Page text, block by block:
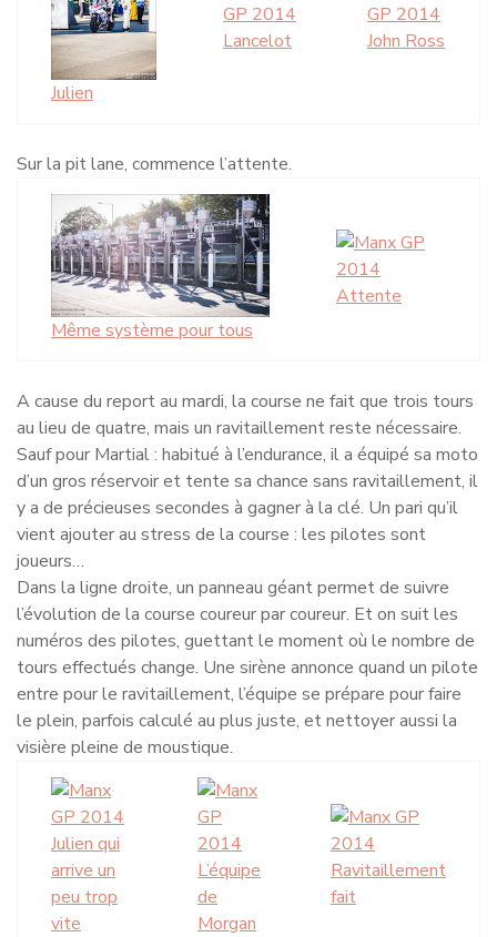
Julien
Lancelot John Ross
Sur la pit lane, commence l’attente.
Même système pour tous
Attente
A cause du report au mardi, la course ne fait que trois tours
au lieu de quatre, mais un ravitaillement reste nécessaire.
Sauf pour Martial : habitué à l’endurance, il a équipé sa moto
d’un gros réservoir et tente sa chance sans ravitaillement, il
y a de précieuses secondes à gagner à la clé. Un pari qu’il
vient ajouter au stress de la course : les pilotes sont
joueurs…
Dans la ligne droite, un panneau géant permet de suivre
l’évolution de la course coureur par coureur. Et on suit les
numéros des pilotes, guettant le moment où le nombre de
tours effectués change. Une sirène annonce quand un pilote
entre pour le ravitaillement, l’équipe se prépare pour faire
le plein, parfois calculé au plus juste, et nettoyer aussi la
visière pleine de moustique.
Julien qui
arrive un
peu trop
vite
L’équipe
de
Morgan
Ravitaillement
fait